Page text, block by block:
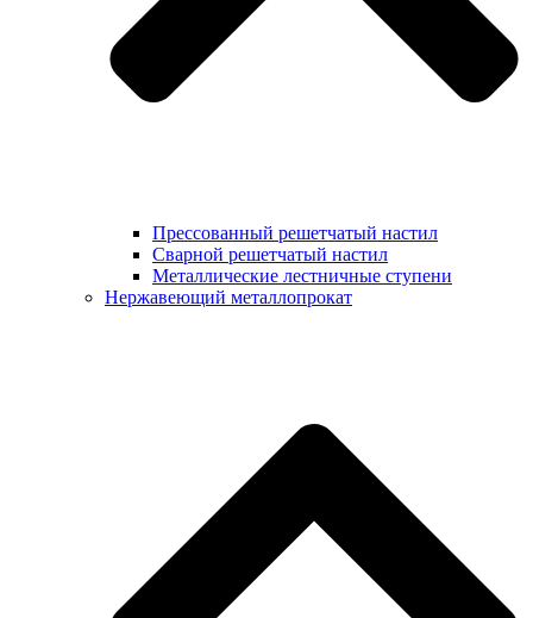
Прессованный решетчатый настил
Сварной решетчатый настил
Металлические лестничные ступени
Нержавеющий металлопрокат